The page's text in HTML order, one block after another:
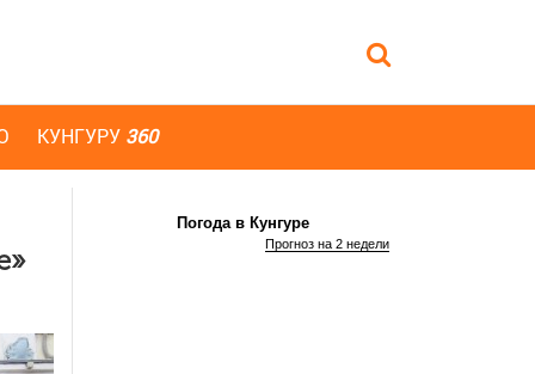
КУНГУРУ 360
Погода в Кунгуре
Прогноз на 2 недели